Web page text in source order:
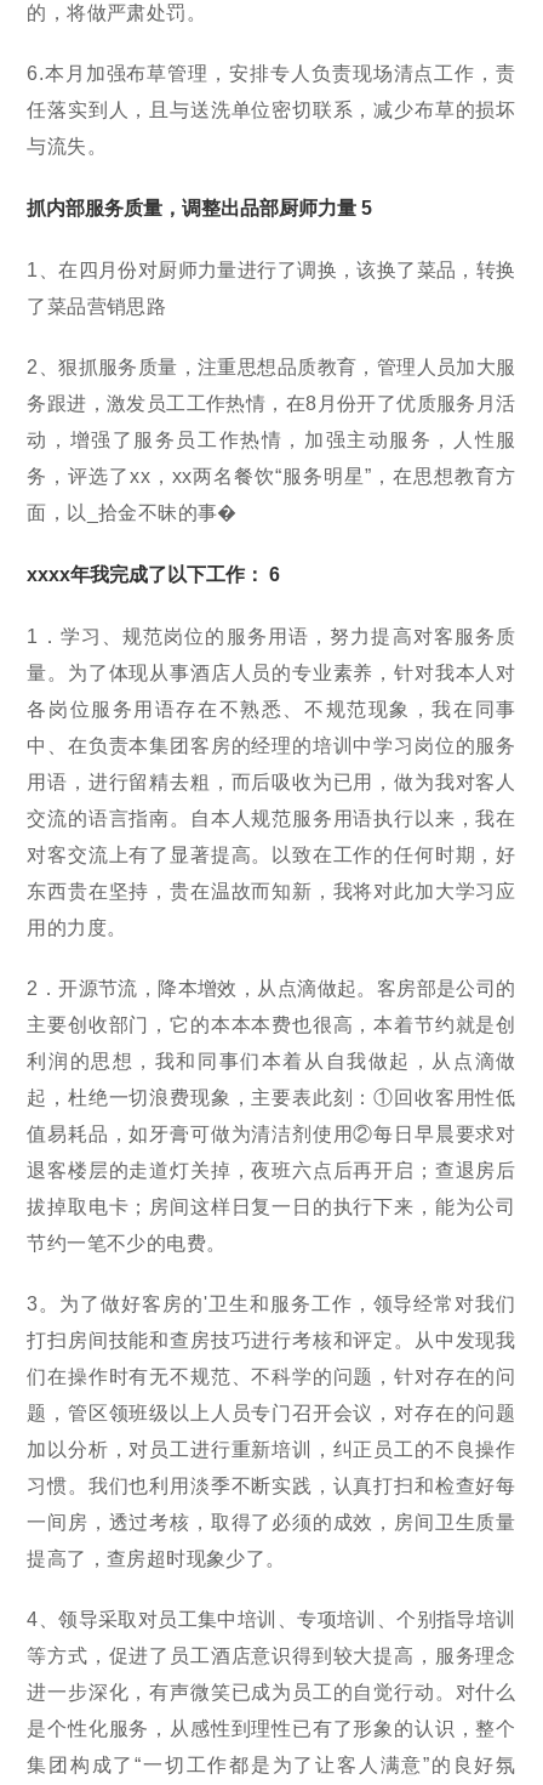
的，将做严肃处罚。
6.本月加强布草管理，安排专人负责现场清点工作，责
任落实到人，且与送洗单位密切联系，减少布草的损坏
与流失。
抓内部服务质量，调整出品部厨师力量 5
1、在四月份对厨师力量进行了调换，该换了菜品，转换
了菜品营销思路
2、狠抓服务质量，注重思想品质教育，管理人员加大服
务跟进，激发员工工作热情，在8月份开了优质服务月活
动，增强了服务员工作热情，加强主动服务，人性服
务，评选了xx，xx两名餐饮“服务明星”，在思想教育方
面，以_拾金不昧的事�
xxxx年我完成了以下工作： 6
1．学习、规范岗位的服务用语，努力提高对客服务质
量。为了体现从事酒店人员的专业素养，针对我本人对
各岗位服务用语存在不熟悉、不规范现象，我在同事
中、在负责本集团客房的经理的培训中学习岗位的服务
用语，进行留精去粗，而后吸收为已用，做为我对客人
交流的语言指南。自本人规范服务用语执行以来，我在
对客交流上有了显著提高。以致在工作的任何时期，好
东西贵在坚持，贵在温故而知新，我将对此加大学习应
用的力度。
2．开源节流，降本增效，从点滴做起。客房部是公司的
主要创收部门，它的本本本费也很高，本着节约就是创
利润的思想，我和同事们本着从自我做起，从点滴做
起，杜绝一切浪费现象，主要表此刻：①回收客用性低
值易耗品，如牙膏可做为清洁剂使用②每日早晨要求对
退客楼层的走道灯关掉，夜班六点后再开启；查退房后
拔掉取电卡；房间这样日复一日的执行下来，能为公司
节约一笔不少的电费。
3。为了做好客房的'卫生和服务工作，领导经常对我们
打扫房间技能和查房技巧进行考核和评定。从中发现我
们在操作时有无不规范、不科学的问题，针对存在的问
题，管区领班级以上人员专门召开会议，对存在的问题
加以分析，对员工进行重新培训，纠正员工的不良操作
习惯。我们也利用淡季不断实践，认真打扫和检查好每
一间房，透过考核，取得了必须的成效，房间卫生质量
提高了，查房超时现象少了。
4、领导采取对员工集中培训、专项培训、个别指导培训
等方式，促进了员工酒店意识得到较大提高，服务理念
进一步深化，有声微笑已成为员工的自觉行动。对什么
是个性化服务，从感性到理性已有了形象的认识，整个
集团构成了“一切工作都是为了让客人满意”的良好氛